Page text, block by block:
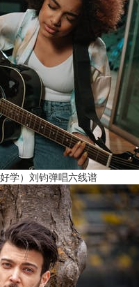
学）刘钧弹唱六线谱